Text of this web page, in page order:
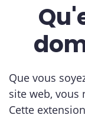
Que vous
site web, vous
Cette